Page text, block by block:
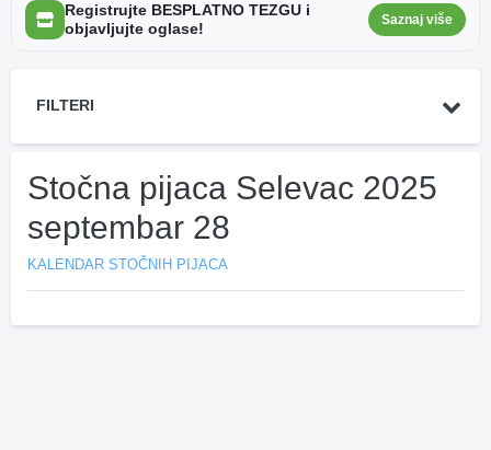
Registrujte BESPLATNO TEZGU i
objavljujte oglase!
Saznaj više
FILTERI
Stočna pijaca Selevac 2025
septembar 28
KALENDAR STOČNIH PIJACA